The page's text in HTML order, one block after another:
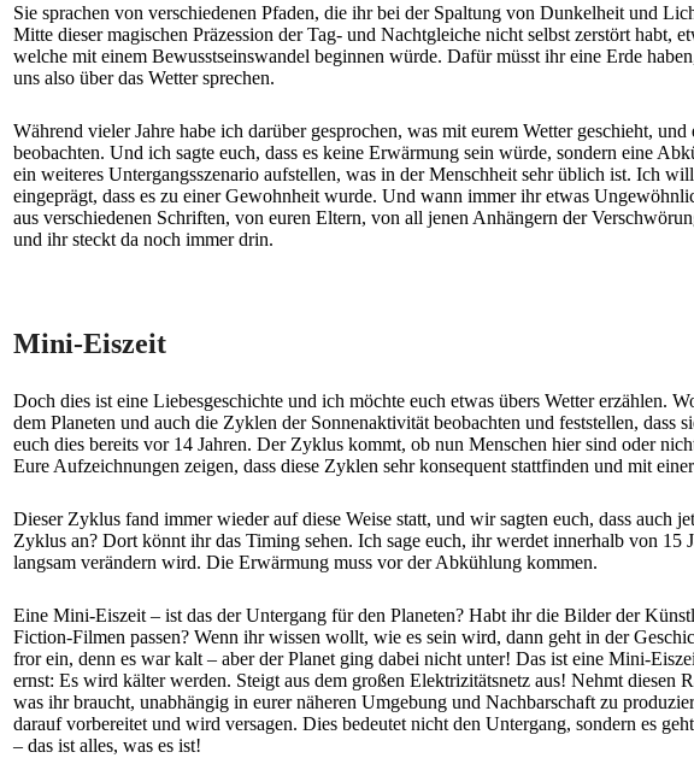
Sie sprachen von verschiedenen Pfaden, die ihr bei der Spaltung von Dunkelheit und
Mitte dieser magischen Präzession der Tag- und Nachtgleiche nicht selbst zerstört
welche mit einem Bewusstseinswandel beginnen würde. Dafür müsst ihr eine Erde
uns also über das Wetter sprechen.
Während vieler Jahre habe ich darüber gesprochen, was mit eurem Wetter geschieht,
beobachten. Und ich sagte euch, dass es keine Erwärmung sein würde, sondern eine
ein weiteres Untergangsszenario aufstellen, was in der Menschheit sehr üblich ist. Ich
eingeprägt, dass es zu einer Gewohnheit wurde. Und wann immer ihr etwas
aus verschiedenen Schriften, von euren Eltern, von all jenen Anhängern der
und ihr steckt da noch immer drin.
Mini-Eiszeit
Doch dies ist eine Liebesgeschichte und ich möchte euch etwas übers Wetter erzählen.
dem Planeten und auch die Zyklen der Sonnenaktivität beobachten und feststellen,
euch dies bereits vor 14 Jahren. Der Zyklus kommt, ob nun Menschen hier sind oder
Eure Aufzeichnungen zeigen, dass diese Zyklen sehr konsequent stattfinden und mit
Dieser Zyklus fand immer wieder auf diese Weise statt, und wir sagten euch, dass
Zyklus an? Dort könnt ihr das Timing sehen. Ich sage euch, ihr werdet innerhalb von
langsam verändern wird. Die Erwärmung muss vor der Abkühlung kommen.
Eine Mini-Eiszeit – ist das der Untergang für den Planeten? Habt ihr die Bilder der
Fiction-Filmen passen? Wenn ihr wissen wollt, wie es sein wird, dann geht in der
fror ein, denn es war kalt – aber der Planet ging dabei nicht unter! Das ist eine Mini-
ernst: Es wird kälter werden. Steigt aus dem großen Elektrizitätsnetz aus! Nehmt diesen
was ihr braucht, unabhängig in eurer näheren Umgebung und Nachbarschaft zu
darauf vorbereitet und wird versagen. Dies bedeutet nicht den Untergang, sondern es
– das ist alles, was es ist!